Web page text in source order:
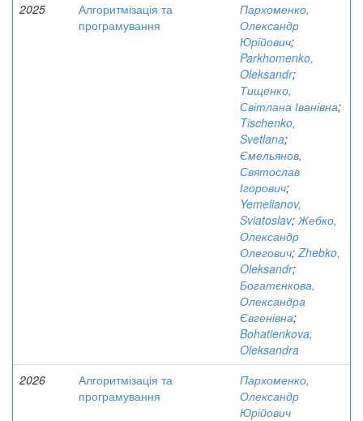
2025
Алгоритмізація та
програмування
Пархоменко,
Олександр
Юрійович;
Parkhomenko,
Oleksandr;
Тищенко,
Світлана Іванівна;
Tischenko,
Svetlana;
Ємельянов,
Святослав
Ігорович;
Yemelianov,
Sviatoslav;Жебко,
Олександр
Олегович;Zhebko,
Oleksandr;
Богатєнкова,
Олександра
Євгенівна;
Bohatienkova,
Oleksandra
2026
Алгоритмізація та
програмування
Пархоменко,
Олександр
Юрійович